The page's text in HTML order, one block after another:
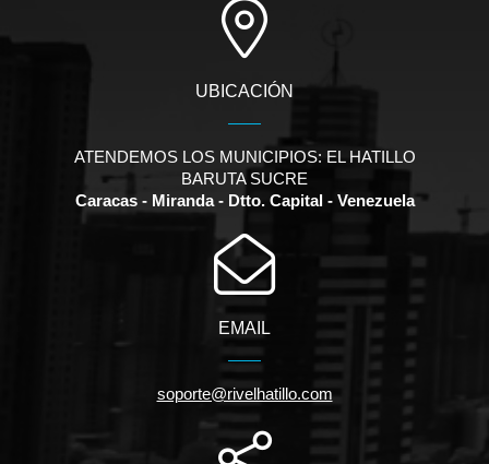
UBICACIÓN
ATENDEMOS LOS MUNICIPIOS: EL HATILLO
BARUTA SUCRE
Caracas - Miranda - Dtto. Capital - Venezuela
EMAIL
soporte@rivelhatillo.com